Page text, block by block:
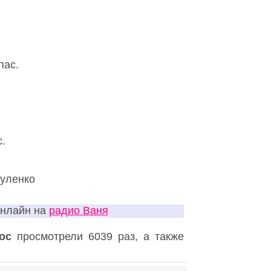
на радио Ваня
просмотрели 6039 раз, а также